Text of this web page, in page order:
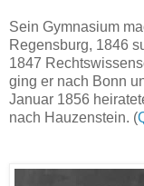
Sein Gymnasium
Regensburg, 1846
1847
ging er nach Bonn
Januar 1856
nach Hauzenstein. (